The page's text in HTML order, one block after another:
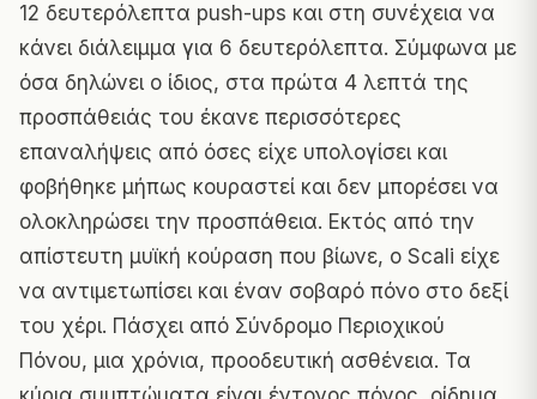
12 δευτερόλεπτα push-ups και στη συνέχεια να
κάνει διάλειμμα για 6 δευτερόλεπτα. Σύμφωνα με
όσα δηλώνει ο ίδιος, στα πρώτα 4 λεπτά της
προσπάθειάς του έκανε περισσότερες
επαναλήψεις από όσες είχε υπολογίσει και
φοβήθηκε μήπως κουραστεί και δεν μπορέσει να
ολοκληρώσει την προσπάθεια. Εκτός από την
απίστευτη μυϊκή κούραση που βίωνε, ο Scali είχε
να αντιμετωπίσει και έναν σοβαρό πόνο στο δεξί
του χέρι. Πάσχει από Σύνδρομο Περιοχικού
Πόνου, μια χρόνια, προοδευτική ασθένεια. Τα